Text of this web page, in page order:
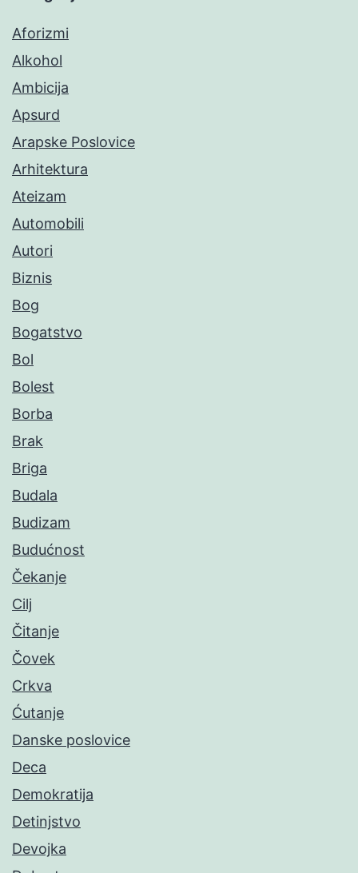
Aforizmi
Alkohol
Ambicija
Apsurd
Arapske Poslovice
Arhitektura
Ateizam
Automobili
Autori
Biznis
Bog
Bogatstvo
Bol
Bolest
Borba
Brak
Briga
Budala
Budizam
Budućnost
Čekanje
Cilj
Čitanje
Čovek
Crkva
Ćutanje
Danske poslovice
Deca
Demokratija
Detinjstvo
Devojka